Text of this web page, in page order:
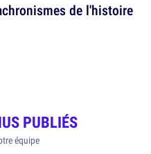
de l'histoire
PUBLIÉS
équipe